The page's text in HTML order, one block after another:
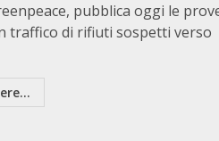
pubblica oggi le
traffico di rifiuti sospetti verso